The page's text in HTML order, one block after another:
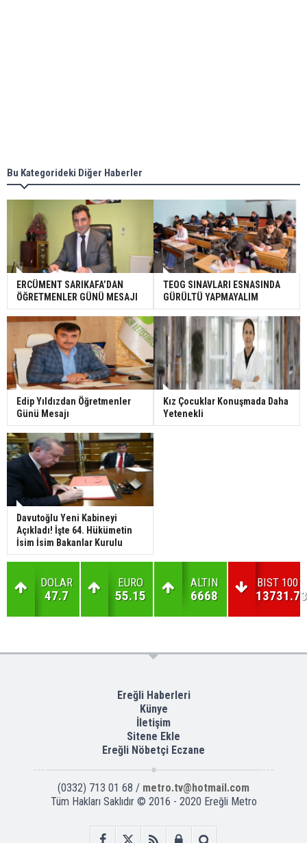
Bu Kategorideki Diğer Haberler
ERCÜMENT SARIKAFA’DAN
ÖĞRETMENLER GÜNÜ MESAJI
TEOG SINAVLARI ESNASINDA
GÜRÜLTÜ YAPMAYALIM
Edip Yıldızdan Öğretmenler
Günü Mesajı
Kız Çocuklar Konuşmada Daha
Yetenekli
Davutoğlu Yeni Kabineyi
Açıkladı! İşte 64. Hükümetin
İsim İsim Bakanlar Kurulu
DOLAR
47.7
EURO
55.15
ALTIN
6668
BIST 100
13731.73
Ereğli Haberleri
Künye
İletişim
Sitene Ekle
Ereğli Nöbetçi Eczane
(0332) 713 01 68 / metro.tv@hotmail.com
Tüm Hakları Saklıdır © 2016 - 2020 Ereğli Metro